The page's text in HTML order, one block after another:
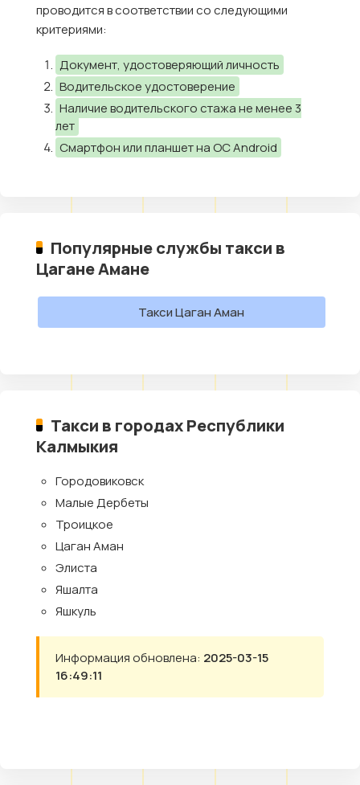
проводится в соответствии со следующими
критериями:
Документ, удостоверяющий личность
Водительское удостоверение
Наличие водительского стажа не менее 3
лет
Смартфон или планшет на ОС Android
Популярные службы такси в
Цагане Амане
Такси Цаган Аман
Такси в городах Республики
Калмыкия
Городовиковск
Малые Дербеты
Троицкое
Цаган Аман
Элиста
Яшалта
Яшкуль
Информация обновлена: 2025-03-15
16:49:11